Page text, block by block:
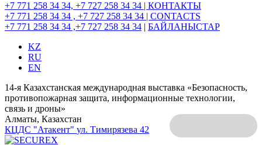
+7 771 258 34 34, +7 727 258 34 34 | КОНТАКТЫ
+7 771 258 34 34 , +7 727 258 34 34 | CONTACTS
+7 771 258 34 34 ,+7 727 258 34 34 | БАЙЛАНЫСТАР
KZ
RU
EN
14-я Казахстанская международная выставка «Безопасность,
противопожарная защита, информационные технологии,
связь и дроны»
Алматы, Казахстан
КЦДС "Атакент" ул. Тимирязева 42